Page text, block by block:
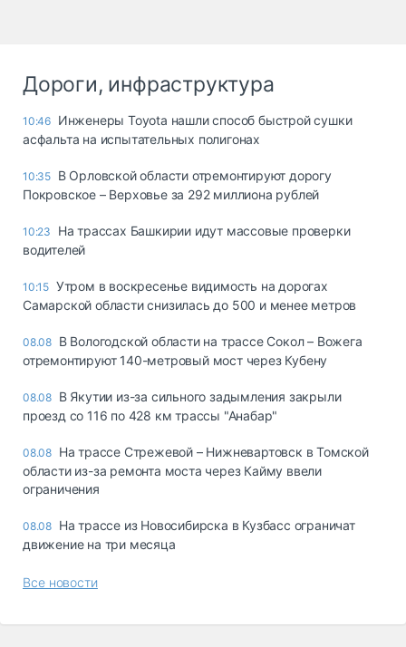
Дороги, инфраструктура
10:46 Инженеры Toyota нашли способ быстрой сушки
асфальта на испытательных полигонах
10:35 В Орловской области отремонтируют дорогу
Покровское – Верховье за 292 миллиона рублей
10:23
На трассах Башкирии идут массовые проверки
водителей
10:15 Утром в воскресенье видимость на дорогах
Самарской области снизилась до 500 и менее метров
08.08 В Вологодской области на трассе Сокол – Вожега
отремонтируют 140-метровый мост через Кубену
08.08 В Якутии из-за сильного задымления закрыли
проезд со 116 по 428 км трассы "Анабар"
08.08 На трассе Стрежевой – Нижневартовск в Томской
области из-за ремонта моста через Кайму ввели
ограничения
08.08 На трассе из Новосибирска в Кузбасс ограничат
движение на три месяца
Все новости